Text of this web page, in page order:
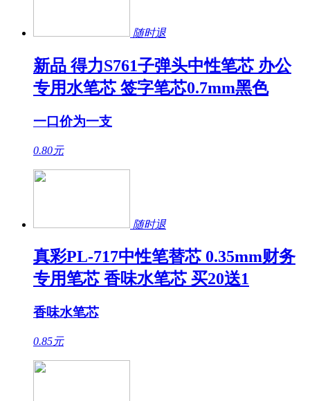
随时退
新品 得力S761子弹头中性笔芯 办公
专用水笔芯 签字笔芯0.7mm黑色
一口价为一支
0.80元
随时退
真彩PL-717中性笔替芯 0.35mm财务
专用笔芯 香味水笔芯 买20送1
香味水笔芯
0.85元